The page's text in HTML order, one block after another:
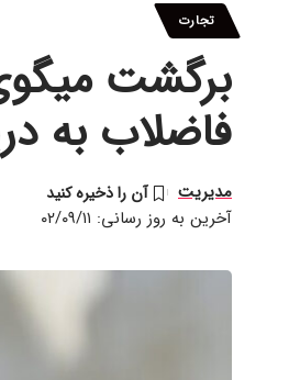
تجارت
برگشت
فاضلاب به
آخرین به روز رسانی: ۰۲/۰۹/۱۱
مدیریت